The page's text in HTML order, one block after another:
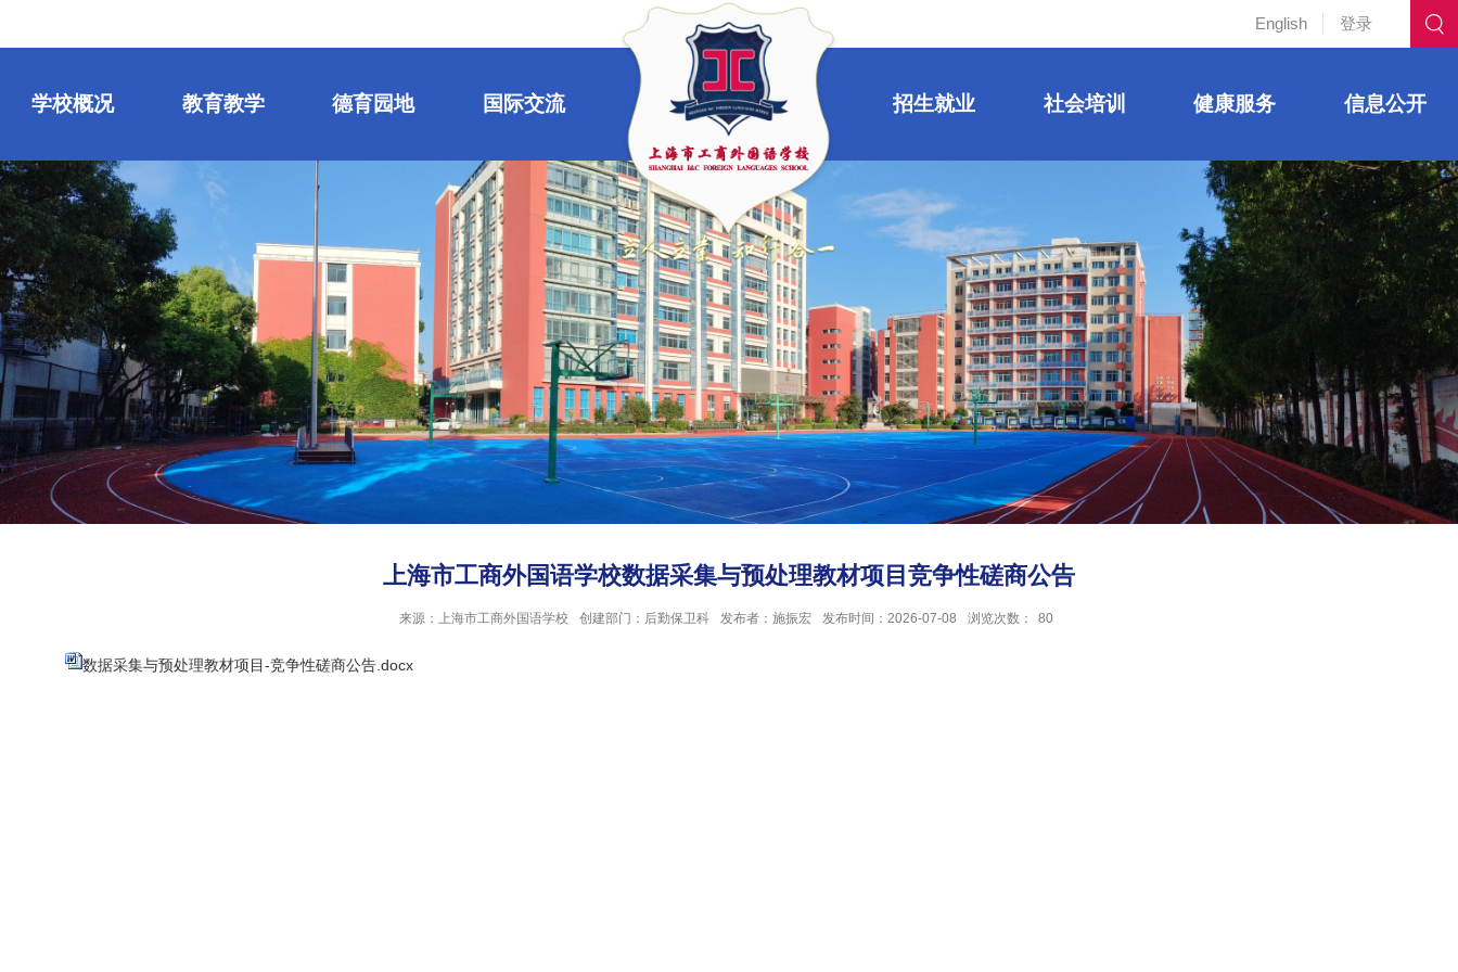
English 登录
学校概况 教育教学 德育园地 国际交流 招生就业 社会培训 健康服务 信息公开
上海市工商外国语学校数据采集与预处理教材项目竞争性磋商公告
来源：上海市工商外国语学校 创建部门：后勤保卫科 发布者：施振宏 发布时间：2026-07-08 浏览次数： 80
数据采集与预处理教材项目-竞争性磋商公告.docx